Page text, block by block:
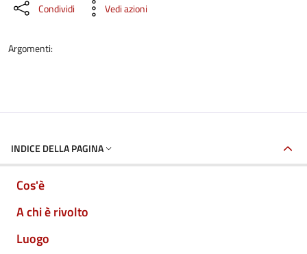
Condividi Vedi azioni
Argomenti:
INDICE DELLA PAGINA
Cos'è
A chi è rivolto
Luogo